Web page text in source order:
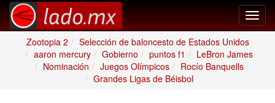
Zootopia 2
Selección de baloncesto de Estados Unidos
aaron mercury
Gobierno puntos f1
LeBron James
Nominación
Juegos Olímpicos
Rocío Banquells
Grandes Ligas de Béisbol